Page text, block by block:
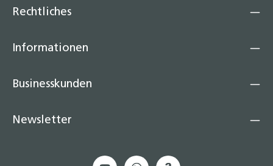
Rechtliches
Informationen
Businesskunden
Newsletter